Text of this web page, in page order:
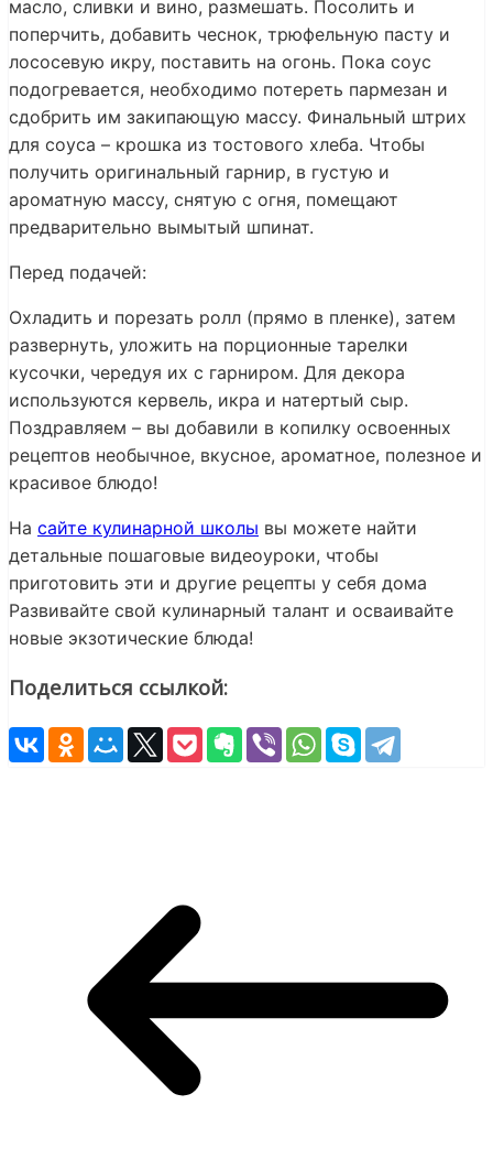
масло, сливки и вино, размешать. Посолить и
поперчить, добавить чеснок, трюфельную пасту и
лососевую икру, поставить на огонь. Пока соус
подогревается, необходимо потереть пармезан и
сдобрить им закипающую массу. Финальный штрих
для соуса – крошка из тостового хлеба. Чтобы
получить оригинальный гарнир, в густую и
ароматную массу, снятую с огня, помещают
предварительно вымытый шпинат.
Перед подачей:
Охладить и порезать ролл (прямо в пленке), затем
развернуть, уложить на порционные тарелки
кусочки, чередуя их с гарниром. Для декора
используются кервель, икра и натертый сыр.
Поздравляем – вы добавили в копилку освоенных
рецептов необычное, вкусное, ароматное, полезное и
красивое блюдо!
На сайте кулинарной школы вы можете найти
детальные пошаговые видеоуроки, чтобы
приготовить эти и другие рецепты у себя дома
Развивайте свой кулинарный талант и осваивайте
новые экзотические блюда!
Поделиться ссылкой: